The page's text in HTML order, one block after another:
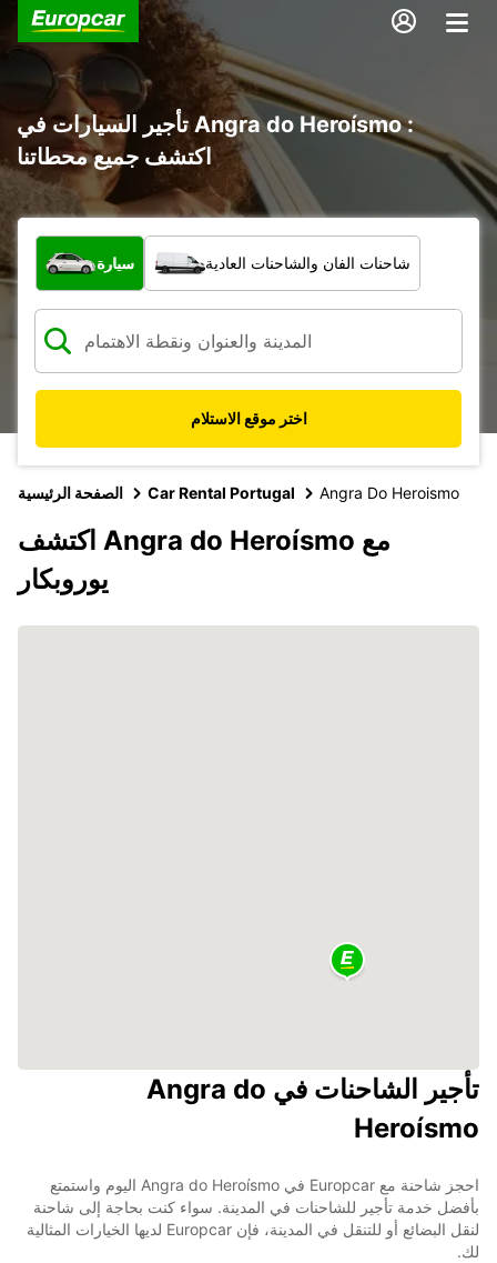
تأجير السيارات في Angra do Heroísmo :
اكتشف جميع محطاتنا
ما نوع المركبة؟
سيارة شاحنات الفان والشاحنات العادية
اختر موقع الاستلام
الصفحة الرئيسية Car Rental Portugal Angra Do Heroismo
اكتشف Angra do Heroísmo مع
يوروبكار
تأجير الشاحنات في Angra do
Heroísmo
احجز شاحنة مع Europcar في Angra do Heroísmo اليوم واستمتع
بأفضل خدمة تأجير للشاحنات في المدينة. سواء كنت بحاجة إلى شاحنة
لنقل البضائع أو للتنقل في المدينة، فإن Europcar لديها الخيارات المثالية
لك.